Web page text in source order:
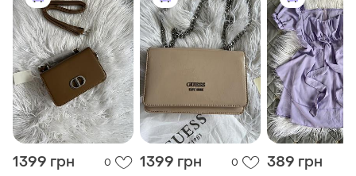
1399 грн 0 1399 грн 0 389 грн